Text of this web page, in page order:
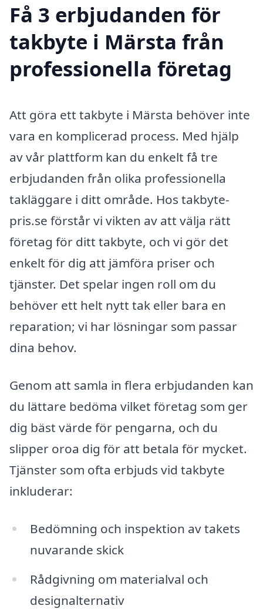
Få 3 erbjudanden för
takbyte i Märsta från
professionella företag
Att göra ett takbyte i Märsta behöver inte
vara en komplicerad process. Med hjälp
av vår plattform kan du enkelt få tre
erbjudanden från olika professionella
takläggare i ditt område. Hos takbyte-
pris.se förstår vi vikten av att välja rätt
företag för ditt takbyte, och vi gör det
enkelt för dig att jämföra priser och
tjänster. Det spelar ingen roll om du
behöver ett helt nytt tak eller bara en
reparation; vi har lösningar som passar
dina behov.
Genom att samla in flera erbjudanden kan
du lättare bedöma vilket företag som ger
dig bäst värde för pengarna, och du
slipper oroa dig för att betala för mycket.
Tjänster som ofta erbjuds vid takbyte
inkluderar:
Bedömning och inspektion av takets
nuvarande skick
Rådgivning om materialval och
designalternativ